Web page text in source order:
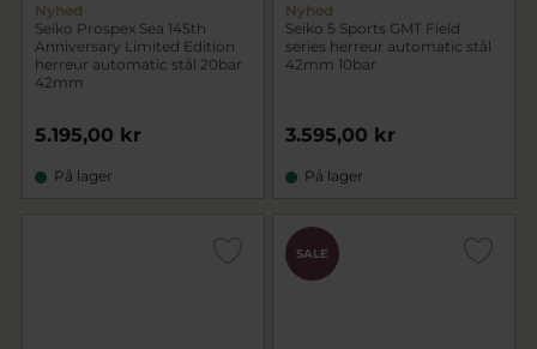
Nyhed
Seiko Prospex Sea 145th
Anniversary Limited Edition
herreur automatic stål 20bar
42mm
5.195,00 kr
På lager
Nyhed
Seiko 5 Sports GMT Field
series herreur automatic stål
42mm 10bar
3.595,00 kr
På lager
SALE